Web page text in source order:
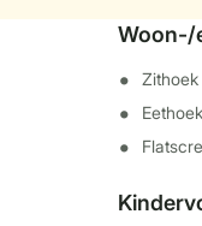
Woon-/
Zithoek
Eethoek